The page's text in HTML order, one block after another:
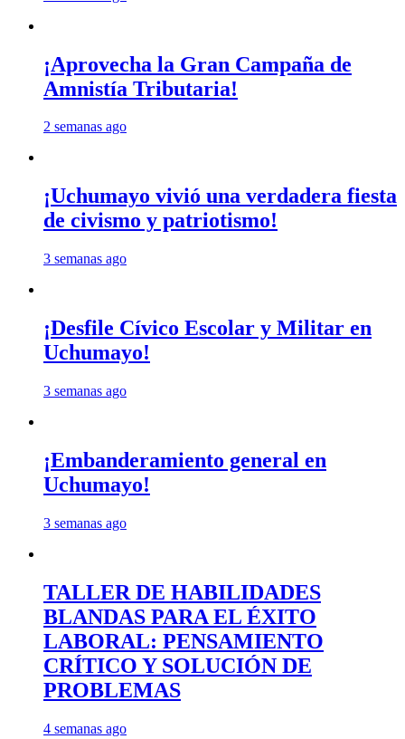
¡Aprovecha la Gran Campaña de
Amnistía Tributaria!
2 semanas ago
¡Uchumayo vivió una verdadera fiesta
de civismo y patriotismo!
3 semanas ago
¡Desfile Cívico Escolar y Militar en
Uchumayo!
3 semanas ago
¡Embanderamiento general en
Uchumayo!
3 semanas ago
TALLER DE HABILIDADES
BLANDAS PARA EL ÉXITO
LABORAL: PENSAMIENTO
CRÍTICO Y SOLUCIÓN DE
PROBLEMAS
4 semanas ago